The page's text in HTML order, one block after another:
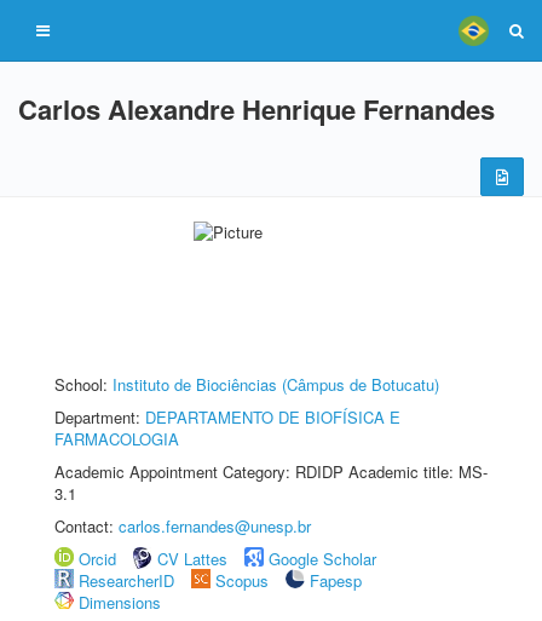
Carlos Alexandre Henrique Fernandes
School: Instituto de Biociências (Câmpus de Botucatu)
Department: DEPARTAMENTO DE BIOFÍSICA E
FARMACOLOGIA
Academic Appointment Category: RDIDP Academic title: MS-
3.1
Contact: carlos.fernandes@unesp.br
Orcid
CV Lattes
Google Scholar
ResearcherID
Scopus
Fapesp
Dimensions